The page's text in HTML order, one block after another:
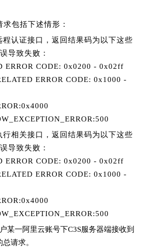
求包括下述情形：
程认证接口，返回结果码为以下这些
导致失败：
ERROR CODE: 0x0200 - 0x02ff
ERROR CODE: 0x1000 -
行相关接口，返回结果码为以下这些
导致失败：
ERROR CODE: 0x0200 - 0x02ff
ERROR CODE: 0x1000 -
某一阿里云账号下C3S服务器端接收到
请求。